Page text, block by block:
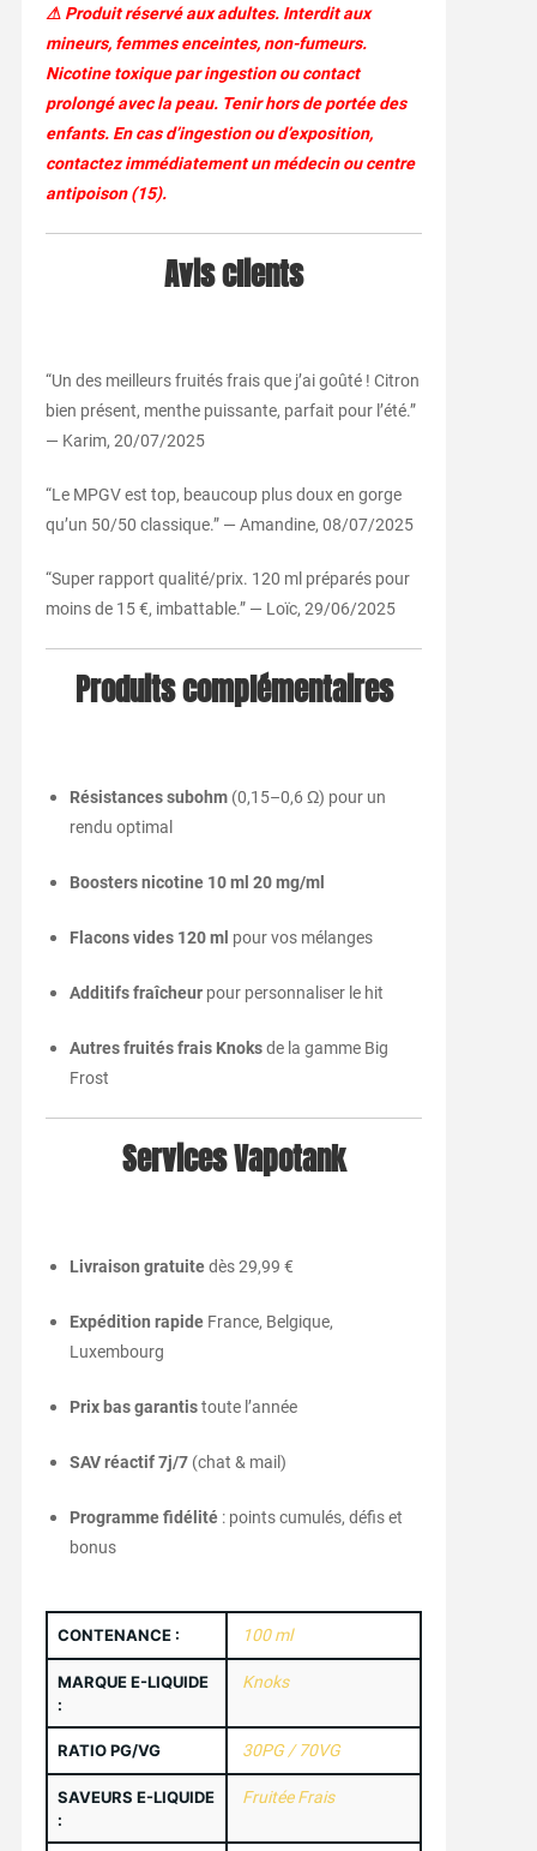
⚠ Produit réservé aux adultes. Interdit aux
mineurs, femmes enceintes, non-fumeurs.
Nicotine toxique par ingestion ou contact
prolongé avec la peau. Tenir hors de portée des
enfants. En cas d’ingestion ou d’exposition,
contactez immédiatement un médecin ou centre
antipoison (15).
Avis clients
“Un des meilleurs fruités frais que j’ai goûté ! Citron
bien présent, menthe puissante, parfait pour l’été.”
— Karim, 20/07/2025
“Le MPGV est top, beaucoup plus doux en gorge
qu’un 50/50 classique.” — Amandine, 08/07/2025
“Super rapport qualité/prix. 120 ml préparés pour
moins de 15 €, imbattable.” — Loïc, 29/06/2025
Produits complémentaires
Résistances subohm(0,15–0,6 Ω) pour un
rendu optimal
Boosters nicotine 10 ml 20 mg/ml
Flacons vides 120 ml pour vos mélanges
Additifs fraîcheurpour personnaliser le hit
Autres fruités frais Knoksde la gamme Big
Frost
Services Vapotank
Livraison gratuitedès 29,99 €
Expédition rapideFrance, Belgique,
Luxembourg
Prix bas garantistoute l’année
SAV réactif 7j/7(chat & mail)
Programme fidélité: points cumulés, défis et
bonus
CONTENANCE : 100 ml
MARQUE E-LIQUIDE
:
Knoks
RATIO PG/VG 30PG / 70VG
SAVEURS E-LIQUIDE
:
Fruitée Frais